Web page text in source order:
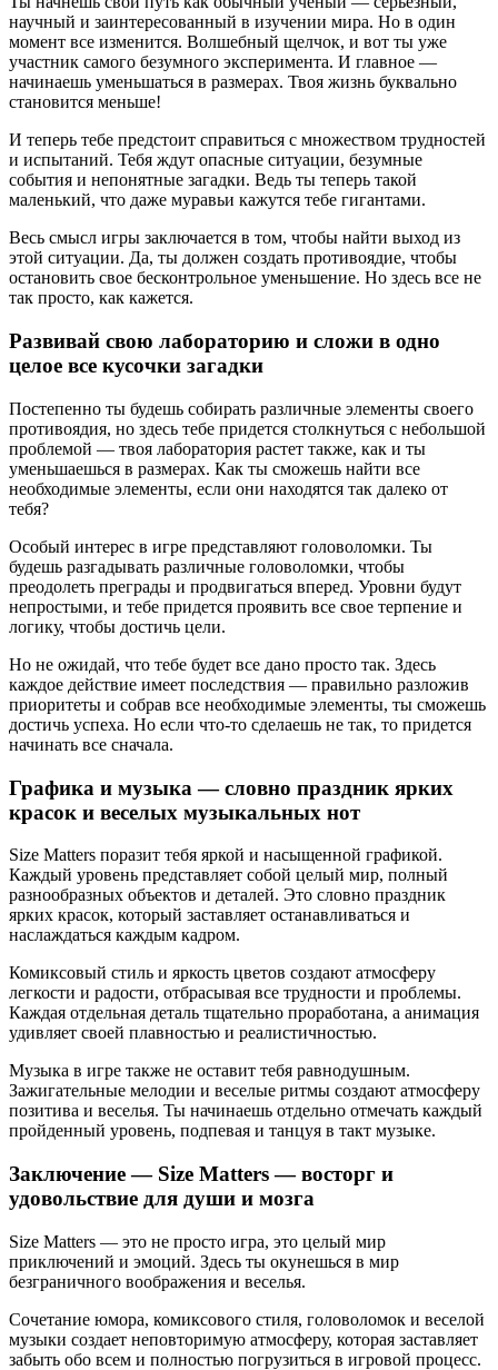
научный и заинтересованный в изучении мира. Но в один
момент все изменится. Волшебный щелчок, и вот ты уже
участник самого безумного эксперимента. И главное —
начинаешь уменьшаться в размерах. Твоя жизнь буквально
становится меньше!
И теперь тебе предстоит справиться с множеством трудностей
и испытаний. Тебя ждут опасные ситуации, безумные
события и непонятные загадки. Ведь ты теперь такой
маленький, что даже муравьи кажутся тебе гигантами.
Весь смысл игры заключается в том, чтобы найти выход из
этой ситуации. Да, ты должен создать противоядие, чтобы
остановить свое бесконтрольное уменьшение. Но здесь все не
так просто, как кажется.
Развивай свою лабораторию и сложи в одно
целое все кусочки загадки
Постепенно ты будешь собирать различные элементы своего
противоядия, но здесь тебе придется столкнуться с небольшой
проблемой — твоя лаборатория растет также, как и ты
уменьшаешься в размерах. Как ты сможешь найти все
необходимые элементы, если они находятся так далеко от
тебя?
Особый интерес в игре представляют головоломки. Ты
будешь разгадывать различные головоломки, чтобы
преодолеть преграды и продвигаться вперед. Уровни будут
непростыми, и тебе придется проявить все свое терпение и
логику, чтобы достичь цели.
Но не ожидай, что тебе будет все дано просто так. Здесь
каждое действие имеет последствия — правильно разложив
приоритеты и собрав все необходимые элементы, ты сможешь
достичь успеха. Но если что-то сделаешь не так, то придется
начинать все сначала.
Графика и музыка — словно праздник ярких
красок и веселых музыкальных нот
Size Matters поразит тебя яркой и насыщенной графикой.
Каждый уровень представляет собой целый мир, полный
разнообразных объектов и деталей. Это словно праздник
ярких красок, который заставляет останавливаться и
наслаждаться каждым кадром.
Комиксовый стиль и яркость цветов создают атмосферу
легкости и радости, отбрасывая все трудности и проблемы.
Каждая отдельная деталь тщательно проработана, а анимация
удивляет своей плавностью и реалистичностью.
Музыка в игре также не оставит тебя равнодушным.
Зажигательные мелодии и веселые ритмы создают атмосферу
позитива и веселья. Ты начинаешь отдельно отмечать каждый
пройденный уровень, подпевая и танцуя в такт музыке.
Заключение — Size Matters — восторг и
удовольствие для души и мозга
Size Matters — это не просто игра, это целый мир
приключений и эмоций. Здесь ты окунешься в мир
безграничного воображения и веселья.
Сочетание юмора, комиксового стиля, головоломок и веселой
музыки создает неповторимую атмосферу, которая заставляет
забыть обо всем и полностью погрузиться в игровой процесс.